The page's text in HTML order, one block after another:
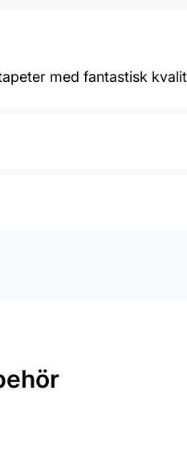
med fantastisk